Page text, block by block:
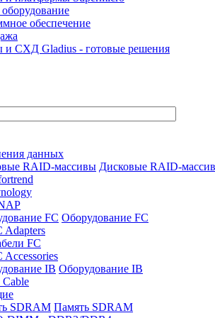
обеспечение
и СХД Gladius - готовые решения
данных
Дисковые RAID-
Оборудование FC
Adapters
FC
Accessories
Оборудование IB
Память SDRAM